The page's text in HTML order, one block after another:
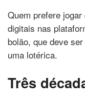
Quem prefere
digitais nas
bolão, que deve
uma lotérica.
Três